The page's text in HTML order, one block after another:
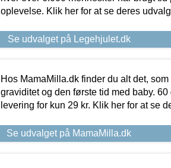
oplevelse. Klik her for at se deres
Se udvalget på Legehjulet.dk
Hos MamaMilla.dk finder du alt det,
graviditet og den første tid med baby.
levering for kun 29 kr. Klik her for at se
Se udvalget på MamaMilla.dk